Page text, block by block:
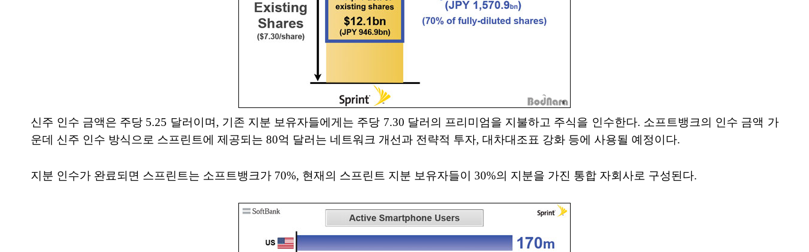
신주 인수 금액은 주당 5.25 달러이며, 기존 지분 보유자들에게는 주당 7.30 달러의 프리미엄을 지불하고 주식을 인수한다. 소프트뱅크의 인수 금액 가
운데 신주 인수 방식으로 스프린트에 제공되는 80억 달러는 네트워크 개선과 전략적 투자, 대차대조표 강화 등에 사용될 예정이다.
지분 인수가 완료되면 스프린트는 소프트뱅크가 70%, 현재의 스프린트 지분 보유자들이 30%의 지분을 가진 통합 자회사로 구성된다.